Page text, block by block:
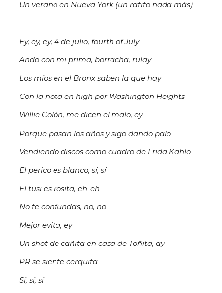
Un verano en Nueva York (un ratito nada más)
Ey, ey, ey, 4 de julio, fourth of July
Ando con mi prima, borracha, rulay
Los míos en el Bronx saben la que hay
Con la nota en high por Washington Heights
Willie Colón, me dicen el malo, ey
Porque pasan los años y sigo dando palo
Vendiendo discos como cuadro de Frida Kahlo
El perico es blanco, sí, sí
El tusi es rosita, eh-eh
No te confundas, no, no
Mejor evita, ey
Un shot de cañita en casa de Toñita, ay
PR se siente cerquita
Sí, sí, sí